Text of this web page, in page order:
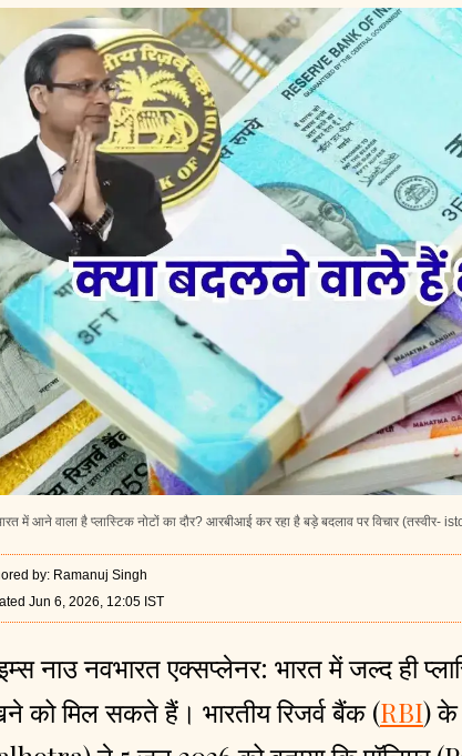
में आने वाला है प्लास्टिक नोटों का दौर? आरबीआई कर रहा है बड़े बदलाव पर विचार (तस्वीर-
by: Ramanuj Singh
Jun 6, 2026, 12:05 IST
नाउ नवभारत एक्सप्लेनर: भारत में जल्द ही
को मिल सकते हैं। भारतीय रिजर्व बैंक (RBI) के